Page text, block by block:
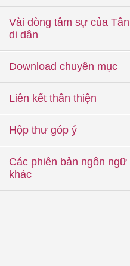
Vài dòng tâm sự của Tân
di dân
Download chuyên mục
Liên kết thân thiện
Hộp thư góp ý
Các phiên bản ngôn ngữ
khác